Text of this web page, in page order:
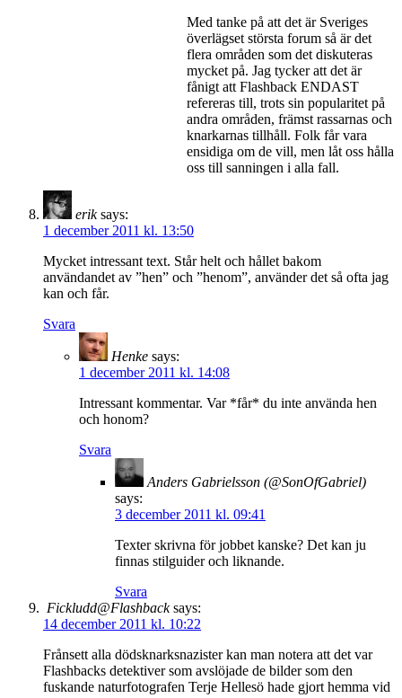
Med tanke på att det är Sveriges
överlägset största forum så är det
flera områden som det diskuteras
mycket på. Jag tycker att det är
fånigt att Flashback ENDAST
refereras till, trots sin popularitet på
andra områden, främst rassarnas och
knarkarnas tillhåll. Folk får vara
ensidiga om de vill, men låt oss hålla
oss till sanningen i alla fall.
erik says:
1 december 2011 kl. 13:50
Mycket intressant text. Står helt och hållet bakom
användandet av ”hen” och ”henom”, använder det så ofta jag
kan och får.
Svara
Henke says:
1 december 2011 kl. 14:08
Intressant kommentar. Var *får* du inte använda hen
och honom?
Svara
Anders Gabrielsson (@SonOfGabriel)
says:
3 december 2011 kl. 09:41
Texter skrivna för jobbet kanske? Det kan ju
finnas stilguider och liknande.
Svara
Fickludd@Flashback says:
14 december 2011 kl. 10:22
Frånsett alla dödsknarksnazister kan man notera att det var
Flashbacks detektiver som avslöjade de bilder som den
fuskande naturfotografen Terje Hellesö hade gjort hemma vid